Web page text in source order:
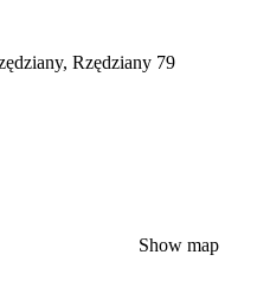
Rzędziany 79
Show map